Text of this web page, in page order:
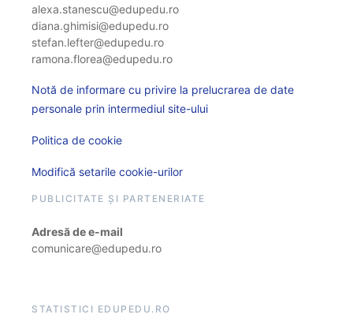
alexa.stanescu@edupedu.ro
diana.ghimisi@edupedu.ro
stefan.lefter@edupedu.ro
ramona.florea@edupedu.ro
Notă de informare cu privire la prelucrarea de date
personale prin intermediul site-ului
Politica de cookie
Modifică setarile cookie-urilor
PUBLICITATE ȘI PARTENERIATE
Adresă de e-mail
comunicare@edupedu.ro
STATISTICI EDUPEDU.RO